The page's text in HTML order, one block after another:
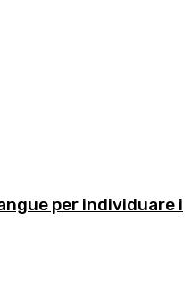
per individuare i